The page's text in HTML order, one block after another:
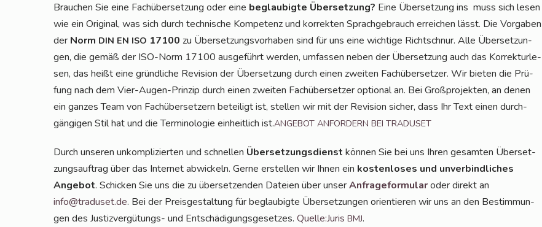
Brau­chen Sie eine Fach­über­set­zung oder eine beglau­big­te Über­set­zung? Eine Über­set­zung ins muss sich lesen
wie ein Ori­gi­nal, was sich durch tech­ni­sche Kom­pe­tenz und kor­rek­ten Sprach­ge­brauch errei­chen lässt. Die Vor­ga­ben
der Norm DIN EN ISO 17100 zu Über­set­zungs­vor­ha­ben sind für uns eine wich­ti­ge Richt­schnur. Alle Über­set­zun­
gen, die gemäß der ISO-Norm 17100 aus­ge­führt wer­den, umfas­sen neben der Über­set­zung auch das Kor­rek­tur­le­
sen, das heißt eine gründ­li­che Revi­si­on der Über­set­zung durch einen zwei­ten Fach­über­set­zer. Wir bie­ten die Prü­
fung nach dem Vier-Augen-Prin­zip durch einen zwei­ten Fach­über­set­zer optio­nal an. Bei Groß­pro­jek­ten, an denen
ein gan­zes Team von Fach­über­set­zern betei­ligt ist, stel­len wir mit der Revi­si­on sicher, dass Ihr Text einen durch­
gän­gi­gen Stil hat und die Ter­mi­no­lo­gie ein­heit­lich ist.ANGEBOT ANFORDERN BEI TRADUSET
Durch unse­ren unkom­pli­zier­ten und schnel­len Über­set­zungs­dienst kön­nen Sie bei uns Ihren gesam­ten Über­set­
zungs­auf­trag über das Inter­net abwi­ckeln. Ger­ne erstel­len wir Ihnen ein kos­ten­lo­ses und unver­bind­li­ches
Ange­bot. Schi­cken Sie uns die zu über­set­zen­den Datei­en über unserAnfra­ge­for­mu­laroder direkt an
info@traduset.de. Bei der Preis­ge­stal­tung für beglau­big­te Über­set­zun­gen ori­en­tie­ren wir uns an den Bestim­mun­
gen des Jus­tiz­ver­gü­tungs- und Ent­schä­di­gungs­ge­set­zes. Quelle:Juris BMJ.